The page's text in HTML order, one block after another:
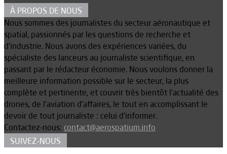
À PROPOS DE NOUS
Nous sommes des journalistes du secteur aéronautique et
spatial, passionnés par les questions de recherche et
d’industrie. Nous avons des expériences variées, du
spécialiste des lanceurs au journaliste scientifique, en
passant par le rédacteur économie. Nous voulons donner la
meilleure information possible sur le secteur, la plus
complète et pertinente, et couvrir très bientôt l’actualité des
drones, de l’aviation d’affaires, le tout en accomplissant le
devoir de tout journaliste : celui d’informer.
Contactez-nous: contact@aerospatium.info
SUIVEZ-NOUS